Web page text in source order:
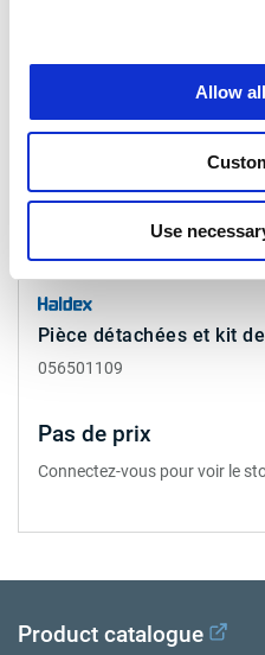
Allow
Use
Pièce détachées et kit
056501109
Pas de prix
Connectez-vous pour voir le
Product catalogue